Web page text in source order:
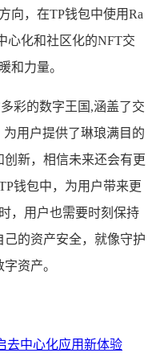
向，在TP钱包中使用Ra
心化和社区化的NFT交
和力量。
彩的数字王国,涵盖了交
用户提供了琳琅满目的
新，相信未来还会有更
钱包中，为用户带来更
，用户也需要时刻保持
的资产安全，就像守护
资产。
去中心化应用新体验